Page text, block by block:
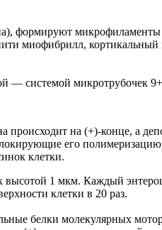
формируют
миофибрилл,
— системой микротрубочек
на (+)-конце, а
его
клетки.
1 мкм. Каждый
клетки в 20 раз.
белки молекулярных